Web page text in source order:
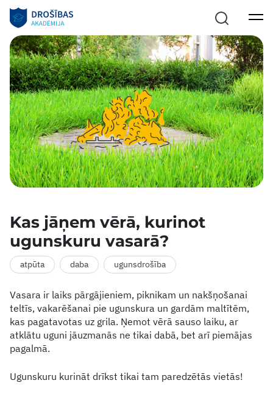
Kas jāņem vērā, kurinot
ugunskuru vasarā?
atpūta daba ugunsdrošība
Vasara ir laiks pārgājieniem, piknikam un nakšņošanai
teltīs, vakarēšanai pie ugunskura un gardām maltītēm,
kas pagatavotas uz grila. Ņemot vērā sauso laiku, ar
atklātu uguni jāuzmanās ne tikai dabā, bet arī piemājas
pagalmā.
Ugunskuru kurināt drīkst tikai tam paredzētās vietās!